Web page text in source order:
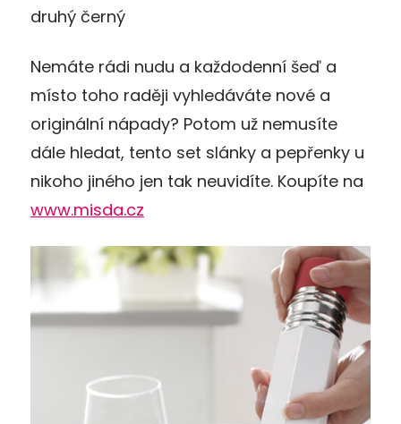
druhý černý
Nemáte rádi nudu a každodenní šeď a
místo toho raději vyhledáváte nové a
originální nápady? Potom už nemusíte
dále hledat, tento set slánky a pepřenky u
nikoho jiného jen tak neuvidíte. Koupíte na
www.misda.cz